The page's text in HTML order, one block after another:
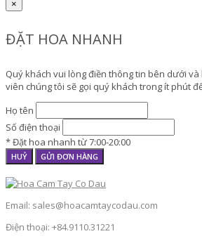
×
ĐẶT HOA NHANH
Quý khách vui lòng điền thông tin bên dưới
viên chúng tôi sẽ gọi quý khách trong ít phút
Họ tên
Số điện thoại
* Đặt hoa nhanh từ 7:00-20:00
HUỶ GỬI ĐƠN HÀNG
Email: sales@hoacamtaycodau.com
Điện thoại: +84.9110.31221